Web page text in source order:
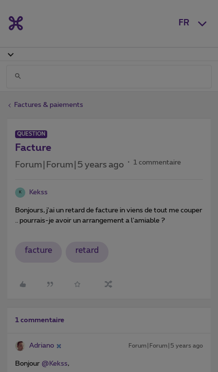
FR
Factures & paiements
QUESTION
Facture
Forum|Forum|5 years ago 1 commentaire
K Kekss
Bonjours, j'ai un retard de facture in viens de tout me couper
.. pourrais-je avoir un arrangement a l'amiable ?
facture retard
1 commentaire
Adriano Forum|Forum|5 years ago
Bonjour @Kekss,